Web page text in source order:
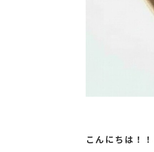
こんにちは！！